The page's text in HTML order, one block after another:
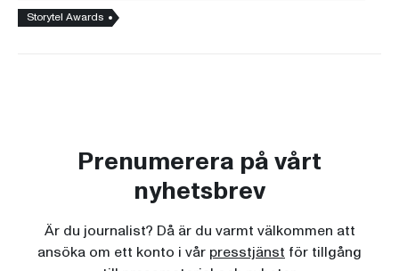
Storytel Awards
Prenumerera på vårt
nyhetsbrev
Är du journalist? Då är du varmt välkommen att
ansöka om ett konto i vår presstjänst för tillgång